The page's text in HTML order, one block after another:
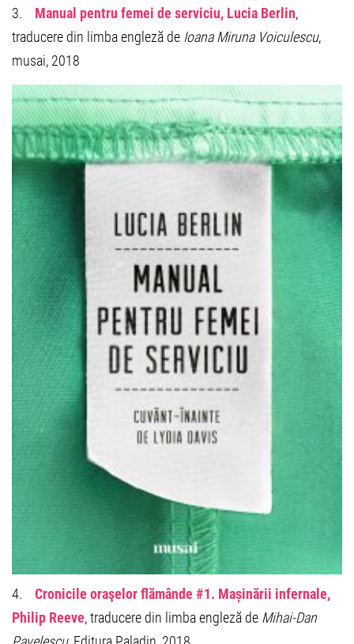
3. Manual pentru femei de serviciu, Lucia Berlin,
traducere din limba engleză de Ioana Miruna Voiculescu,
musai, 2018
4. Cronicile oraşelor flămânde #1. Mașinării infernale,
Philip Reeve, traducere din limba engleză de Mihai-Dan